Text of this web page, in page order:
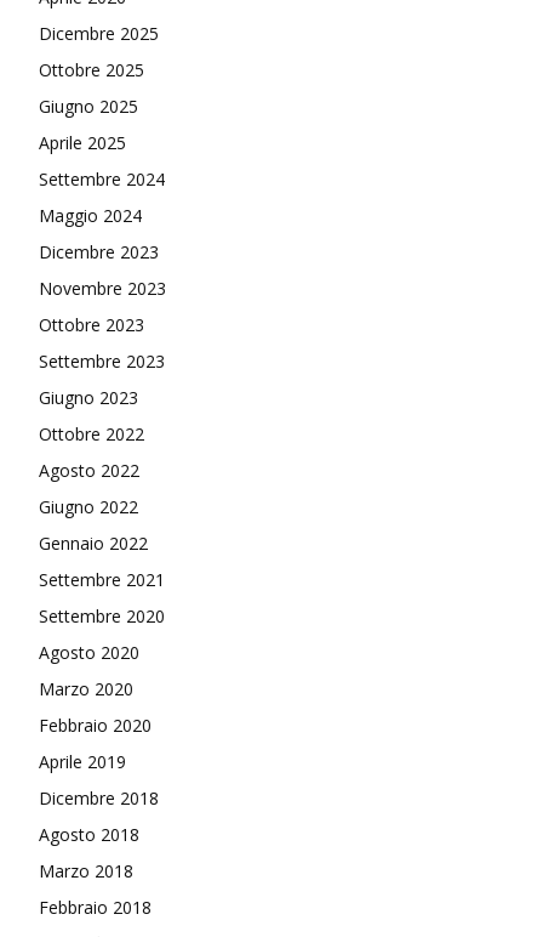
Dicembre 2025
Ottobre 2025
Giugno 2025
Aprile 2025
Settembre 2024
Maggio 2024
Dicembre 2023
Novembre 2023
Ottobre 2023
Settembre 2023
Giugno 2023
Ottobre 2022
Agosto 2022
Giugno 2022
Gennaio 2022
Settembre 2021
Settembre 2020
Agosto 2020
Marzo 2020
Febbraio 2020
Aprile 2019
Dicembre 2018
Agosto 2018
Marzo 2018
Febbraio 2018